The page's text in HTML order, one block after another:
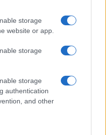
storage
website or app.
storage
storage
authentication
and other